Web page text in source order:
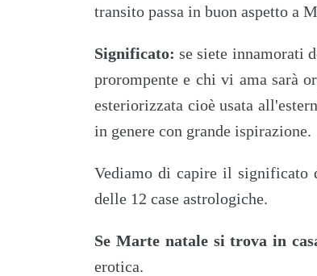
transito passa in buon aspetto a
Significato: se siete innamorati
prorompente e chi vi ama sarà
esteriorizzata cioè usata
in genere con grande ispirazione.
Vediamo di capire il significato
delle 12 case astrologiche.
Se Marte natale si trova in
erotica.